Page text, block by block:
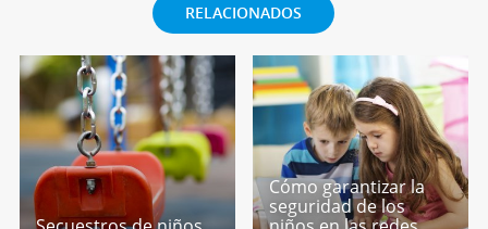
RELACIONADOS
Cómo garantizar la
seguridad de los